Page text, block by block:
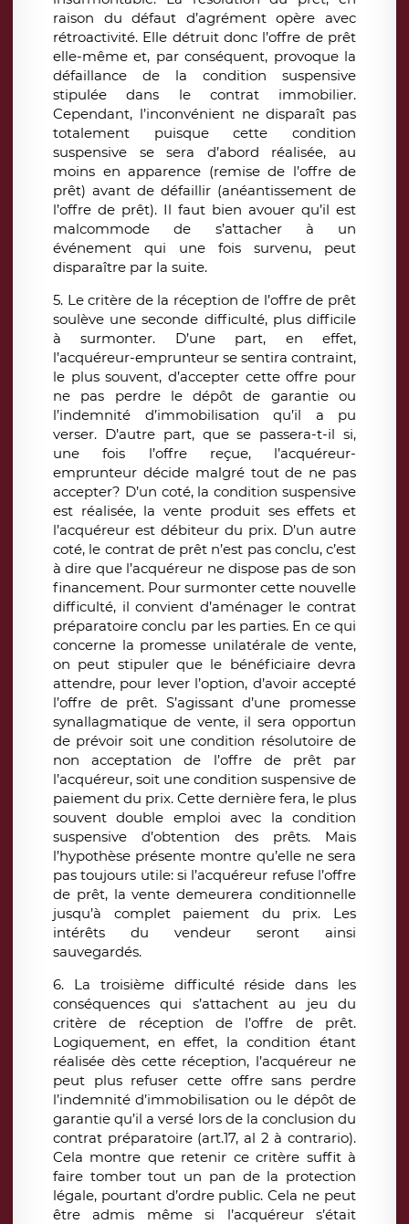
raison du défaut d’agrément opère avec
rétroactivité. Elle détruit donc l’offre de prêt
elle-même et, par conséquent, provoque la
défaillance de la condition suspensive
stipulée dans le contrat immobilier.
Cependant, l’inconvénient ne disparaît pas
totalement puisque cette condition
suspensive se sera d’abord réalisée, au
moins en apparence (remise de l’offre de
prêt) avant de défaillir (anéantissement de
l’offre de prêt). Il faut bien avouer qu’il est
malcommode de s’attacher à un
événement qui une fois survenu, peut
disparaître par la suite.
5. Le critère de la réception de l’offre de prêt
soulève une seconde difficulté, plus difficile
à surmonter. D’une part, en effet,
l’acquéreur-emprunteur se sentira contraint,
le plus souvent, d’accepter cette offre pour
ne pas perdre le dépôt de garantie ou
l’indemnité d’immobilisation qu’il a pu
verser. D’autre part, que se passera-t-il si,
une fois l’offre reçue, l’acquéreur-
emprunteur décide malgré tout de ne pas
accepter? D’un coté, la condition suspensive
est réalisée, la vente produit ses effets et
l’acquéreur est débiteur du prix. D’un autre
coté, le contrat de prêt n’est pas conclu, c’est
à dire que l’acquéreur ne dispose pas de son
financement. Pour surmonter cette nouvelle
difficulté, il convient d’aménager le contrat
préparatoire conclu par les parties. En ce qui
concerne la promesse unilatérale de vente,
on peut stipuler que le bénéficiaire devra
attendre, pour lever l’option, d’avoir accepté
l’offre de prêt. S’agissant d’une promesse
synallagmatique de vente, il sera opportun
de prévoir soit une condition résolutoire de
non acceptation de l’offre de prêt par
l’acquéreur, soit une condition suspensive de
paiement du prix. Cette dernière fera, le plus
souvent double emploi avec la condition
suspensive d’obtention des prêts. Mais
l’hypothèse présente montre qu’elle ne sera
pas toujours utile: si l’acquéreur refuse l’offre
de prêt, la vente demeurera conditionnelle
jusqu’à complet paiement du prix. Les
intérêts du vendeur seront ainsi
sauvegardés.
6. La troisième difficulté réside dans les
conséquences qui s’attachent au jeu du
critère de réception de l’offre de prêt.
Logiquement, en effet, la condition étant
réalisée dès cette réception, l’acquéreur ne
peut plus refuser cette offre sans perdre
l’indemnité d’immobilisation ou le dépôt de
garantie qu’il a versé lors de la conclusion du
contrat préparatoire (art.17, al 2 à contrario).
Cela montre que retenir ce critère suffit à
faire tomber tout un pan de la protection
légale, pourtant d’ordre public. Cela ne peut
être admis même si l’acquéreur s’était